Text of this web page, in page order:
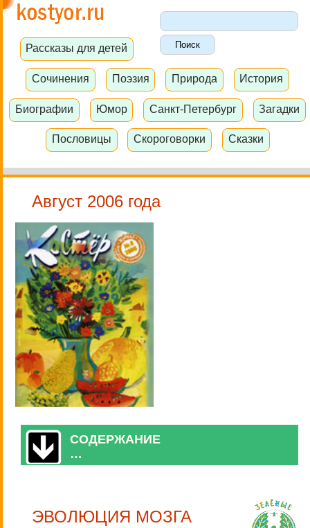
Рассказы для детей
Сочинения Поэзия Природа История
Биографии Юмор Санкт-Петербург Загадки
Пословицы Скороговорки Сказки
Август 2006 года
СОДЕРЖАНИЕ
…
ЭВОЛЮЦИЯ МОЗГА